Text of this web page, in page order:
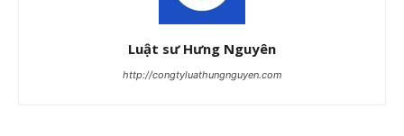
Luật sư Hưng Nguyên
http://congtyluathungnguyen.com